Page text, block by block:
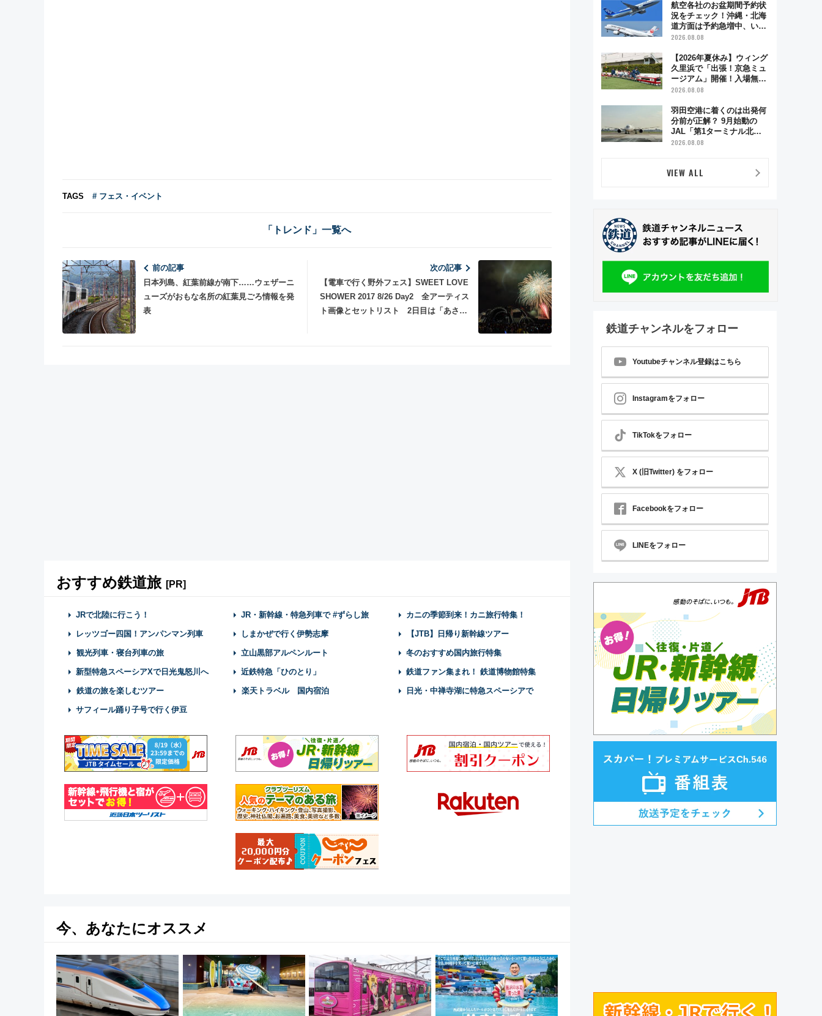
TAGS # フェス・イベント
「トレンド」一覧へ
前の記事
日本列島、紅葉前線が南下……ウェザーニ
ューズがおもな名所の紅葉見ごろ情報を発
表
次の記事
【電車で行く野外フェス】SWEET LOVE
SHOWER 2017 8/26 Day2 全アーティス
ト画像とセットリスト 2日目は「あさ
おすすめ鉄道旅 [PR]
JRで北陸に行こう！ JR・新幹線・特急列車で #ずらし旅 カニの季節到来！カニ旅行特集！
レッツゴー四国！アンパンマン列車 しまかぜで行く伊勢志摩 【JTB】日帰り新幹線ツアー
観光列車・寝台列車の旅 立山黒部アルペンルート 冬のおすすめ国内旅行特集
新型特急スペーシアXで日光鬼怒川へ 近鉄特急「ひのとり」 鉄道ファン集まれ！ 鉄道博物館特集
鉄道の旅を楽しむツアー 楽天トラベル 国内宿泊 日光・中禅寺湖に特急スペーシアで
サフィール踊り子号で行く伊豆
今、あなたにオススメ
航空各社のお盆期間予約状
況をチェック！沖縄・北海
道方面は予約急増中、いま
から狙うべき日は？
2026.08.08
【2026年夏休み】ウィング
久里浜で「出張！京急ミュ
ージアム」開催！入場無料
でスタンプラリーや子ども
2026.08.08
羽田空港に着くのは出発何
分前が正解？ 9月始動の
JAL「第1ターミナル北側
サテライト」は徒歩1キロ
2026.08.08
VIEW ALL
鉄道チャンネルをフォロー
Youtubeチャンネル登録はこちら
Instagramをフォロー
TikTokをフォロー
X (旧Twitter) をフォロー
Facebookをフォロー
LINEをフォロー